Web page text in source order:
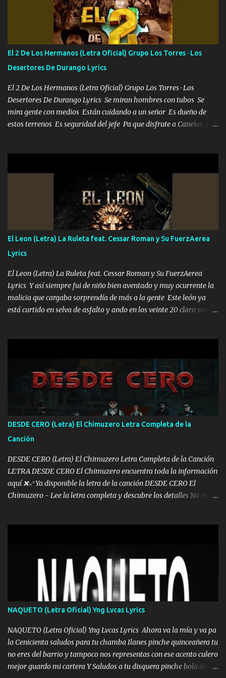
Francia ropa de 100.000 bolas Louis vuitton es mi fragancia
repleta de presidentes la bolsa estoy en mi pic si no se han dado
cuenta chequeen gráficas del kitch
El 2 De Los Hermanos (Letra Oficial) Grupo Los Torres · Los
Desertores De Durango Lyrics
El 2 De Los Hermanos (Letra Oficial) Grupo Los Torres · Los
Desertores De Durango Lyrics Se miran hombres con tubos Se
mira gente con medios Están cuidando a un señor Es dueño de
estos terrenos Es seguridad del jefe Pa que disfrute a Canelos Es
ni tampoco las mujeres porque es platica de grandes por eso hay
que estar alegres doy las instrucciones para atender los deberes
Música Si es que salta algún problema de confianza tengo gente
ahí está el Hombre Cuarenta y también Pariente 7 arreglan
cualquier problema no más es cuestión que ordené NOS HACE
FALTA UN HERMANO DE CLAVE ERA EL 24 SIEMPRE FUE UN
HOMBRE VALIENTE POR ALGO M'URIÓ PELEAND0 SIEMPRE
VIO POR LA FAMILIA PARA QUE SIGA EL LEGADO Es el DOS de
los HERMANOS un cerebro inteligente y com...
El Leon (Letra) La Ruleta feat. Cessar Roman y Su FuerzAerea
Lyrics
El Leon (Letra) La Ruleta feat. Cessar Roman y Su FuerzAerea
Lyrics Y así siempre fui de niño bien aventado y muy ocurrente la
malicia que cargaba sorprendía de más a la gente Este león ya
está curtido en selva de asfalto y ando en los veinte 20 claro son
pa más pues hay charola les voy a dar hasta topar pues no hay de
otra Música Surcando bien mi camino voy por mi línea no veo a
los lados aquel que no corre vuela no se me duerm voy chicoteado
Ya pasé varias hazañas ya tienen rato que me agarran el colmillo
de este León los estatales no sé esperaron Al tiro esta la PrimiZa
también la nueve que cargo al lado doy la mano al que su amigo y
al traicionero damos pa abajo Y No me paran aquí hay pa más
pues hay charola les voy a dar hasta topar pues no hay de otra...
DESDE CERO (Letra) El Chimuzero Letra Completa de la
Canción
DESDE CERO (Letra) El Chimuzero Letra Completa de la Canción
LETRA DESDE CERO El Chimuzero encuentra toda la información
aquí ❌♐ Ya disponible la letra de la canción DESDE CERO El
Chimuzero - Lee la letra completa y descubre los detalles No nací
❌ www.elnorteduro.com ❌ Yo No limito los Sueños , si no existe
Uno pues Hallamos Modos , Si me caigo me Levanto, Aprendo Del
Error Y me sacudo El Lodo ❌ www.elnorteduro.com ❌ El Dinero
No me falta Pero Tampoco me Estorba , Por Eso Manejo Todo
Bien Regido Por mis Normas . Aquí no Se Sufre de Ego vengo Desde
Abajo y me costó subir Fue Con Trabajo Y Esfuerzo, Nada es
Regalado Me Super Invertir A Mí lado Una Princesa que A pesar de
Todo Siempre a estado ahí . Hecho pa...
NAQUETO (Letra Oficial) Yng Lvcas Lyrics
NAQUETO (Letra Oficial) Yng Lvcas Lyrics Ahora va la mía y va pa
la Cenicienta saludos para tu chamba Ilanes pinche quinceañera tu
no eres del barrio y tampoco nos representas con ese acento culero
mejor guardo mi cartera Y Saludos a tu disquera pinche bola de